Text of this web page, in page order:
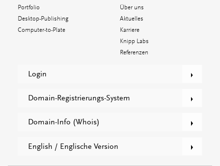
Portfolio
Desktop-Publishing
Computer-to-Plate
Über uns
Aktuelles
Karriere
Knipp Labs
Referenzen
Login
Domain-Registrierungs-System
Domain-Info (Whois)
English / Englische Version